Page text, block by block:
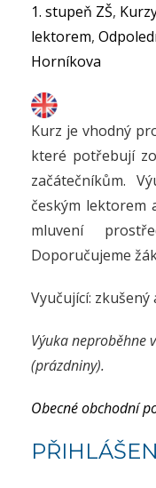
1. stupeň ZŠ,
lektorem,
Horníkova
Kurz je vhodný
které potřebují
začátečníkům.
českým lektorem
mluvení
Doporučujeme
Vyučující:
Výuka neproběhne
(prázdniny).
Obecné obchodní